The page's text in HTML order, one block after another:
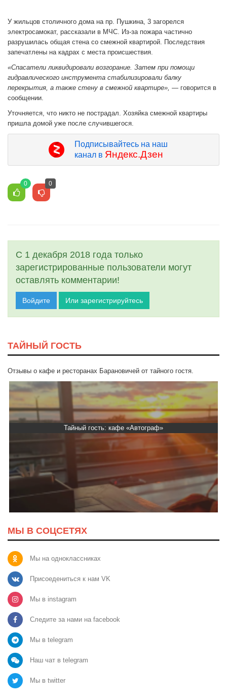
У жильцов столичного дома на пр. Пушкина, 3 загорелся
электросамокат, рассказали в МЧС. Из-за пожара частично
разрушилась общая стена со смежной квартирой. Последствия
запечатлены на кадрах с места происшествия.
«Спасатели ликвидировали возгорание. Затем при помощи
гидравлического инструмента стабилизировали балку
перекрытия, а также стену в смежной квартире», — говорится в
сообщении.
Уточняется, что никто не пострадал. Хозяйка смежной квартиры
пришла домой уже после случившегося.
Подписывайтесь на наш
канал в Яндекс.Дзен
0 0
С 1 декабря 2018 года только
зарегистрированные пользователи могут
оставлять комментарии!
Войдите Или зарегистрируйтесь
ТАЙНЫЙ ГОСТЬ
Отзывы о кафе и ресторанах Барановичей от тайного гостя.
Тайный гость: Ресторан “Папараць
МЫ В СОЦСЕТЯХ
Мы на одноклассниках
Присоедениться к нам VK
Мы в instagram
Следите за нами на facebook
Мы в telegram
Наш чат в telegram
Мы в twitter